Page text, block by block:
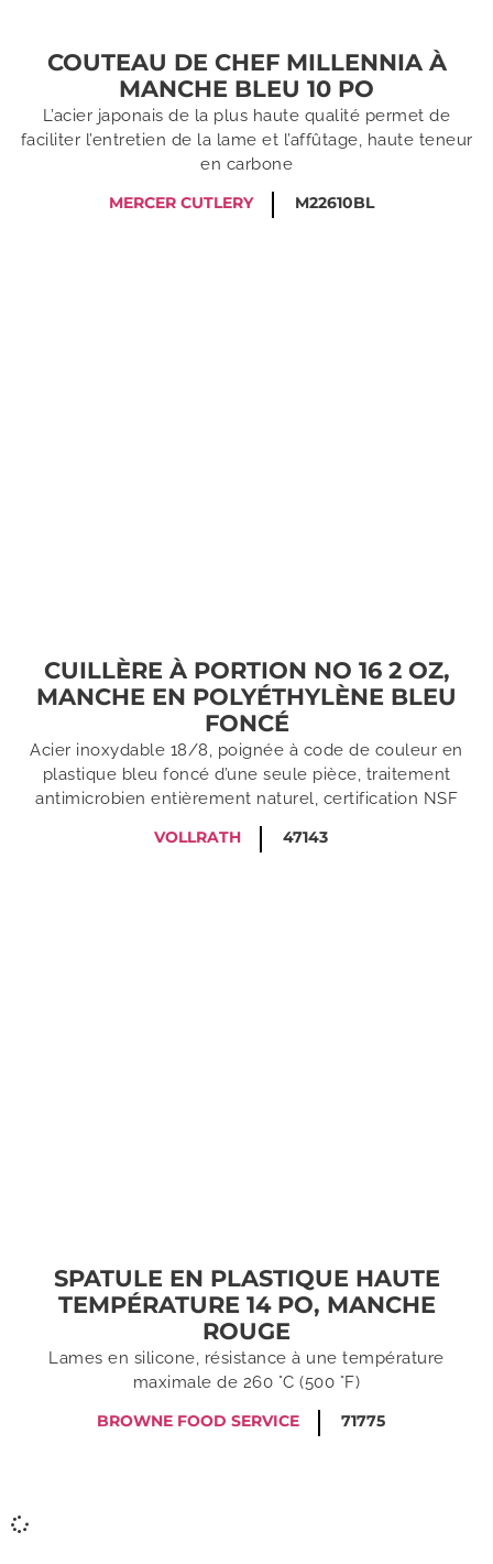
COUTEAU DE CHEF MILLENNIA À
MANCHE BLEU 10 PO
L’acier japonais de la plus haute qualité permet de
faciliter l’entretien de la lame et l’affûtage, haute teneur
en carbone
MERCER CUTLERY
M22610BL
CUILLÈRE À PORTION NO 16 2 OZ,
MANCHE EN POLYÉTHYLÈNE BLEU
FONCÉ
Acier inoxydable 18/8, poignée à code de couleur en
plastique bleu foncé d’une seule pièce, traitement
antimicrobien entièrement naturel, certification NSF
VOLLRATH
47143
SPATULE EN PLASTIQUE HAUTE
TEMPÉRATURE 14 PO, MANCHE
ROUGE
Lames en silicone, résistance à une température
maximale de 260 °C (500 °F)
BROWNE FOOD SERVICE
71775